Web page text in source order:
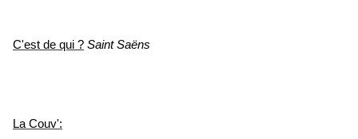
C'est de qui ? Saint Saëns
La Couv':